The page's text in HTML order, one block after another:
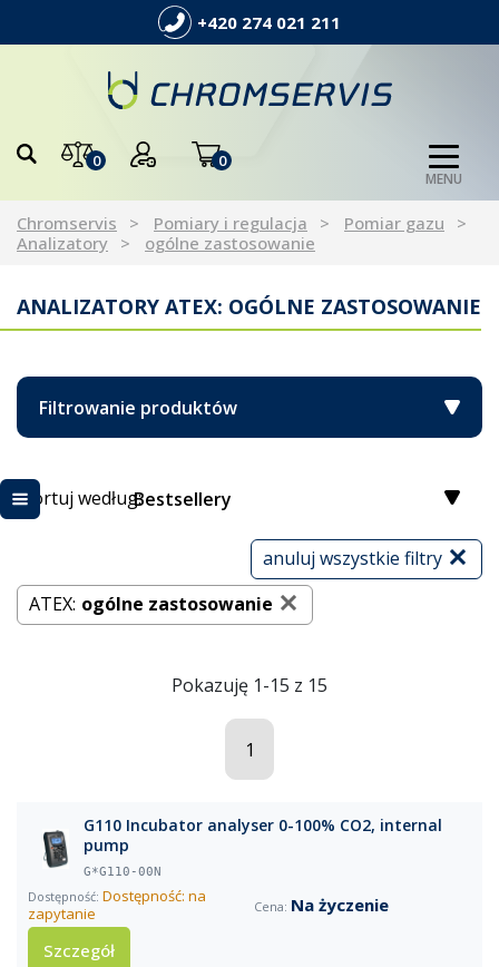
+420 274 021 211
0 0
MENU
Chromservis Pomiary i regulacja
Pomiar gazu
Analizatory
ogólne zastosowanie
ANALIZATORY ATEX: OGÓLNE ZASTOSOWANIE
Filtrowanie produktów
Sortuj według:Bestsellery
anuluj wszystkie filtry
ATEX: ogólne zastosowanie
Pokazuję 1-15 z 15
1
G110 Incubator analyser 0-100% CO2, internal
pump
G*G110-00N
Dostępność: na
zapytanie
Na życzenie
Szczegół